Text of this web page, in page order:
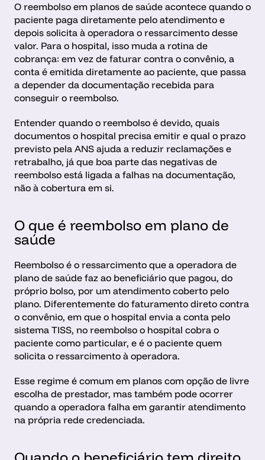
O reembolso em planos de saúde acontece quando o
paciente paga diretamente pelo atendimento e
depois solicita à operadora o ressarcimento desse
valor. Para o hospital, isso muda a rotina de
cobrança: em vez de faturar contra o convênio, a
conta é emitida diretamente ao paciente, que passa
a depender da documentação recebida para
conseguir o reembolso.
Entender quando o reembolso é devido, quais
documentos o hospital precisa emitir e qual o prazo
previsto pela ANS ajuda a reduzir reclamações e
retrabalho, já que boa parte das negativas de
reembolso está ligada a falhas na documentação,
não à cobertura em si.
O que é reembolso em plano de
saúde
Reembolso é o ressarcimento que a operadora de
plano de saúde faz ao beneficiário que pagou, do
próprio bolso, por um atendimento coberto pelo
plano. Diferentemente do faturamento direto contra
o convênio, em que o hospital envia a conta pelo
sistema TISS, no reembolso o hospital cobra o
paciente como particular, e é o paciente quem
solicita o ressarcimento à operadora.
Esse regime é comum em planos com opção de livre
escolha de prestador, mas também pode ocorrer
quando a operadora falha em garantir atendimento
na própria rede credenciada.